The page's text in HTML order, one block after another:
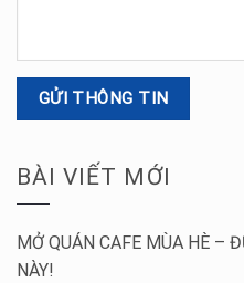
BÀI VIẾT MỚI
MỞ QUÁN CAFE MÙA HÈ –
NÀY!